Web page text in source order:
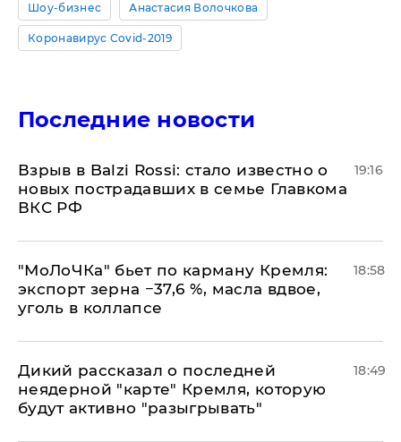
Шоу-бизнес Анастасия Волочкова
Коронавирус Covid-2019
Последние новости
Взрыв в Balzi Rossi: стало известно о
новых пострадавших в семье Главкома
ВКС РФ
19:16
​"МоЛоЧКа" бьет по карману Кремля:
экспорт зерна −37,6 %, масла вдвое,
уголь в коллапсе
18:58
Дикий рассказал о последней
неядерной "карте" Кремля, которую
будут активно "разыгрывать"
18:49